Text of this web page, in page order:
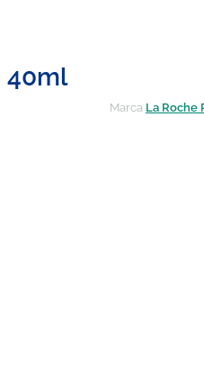
40ml
Marca La Roche